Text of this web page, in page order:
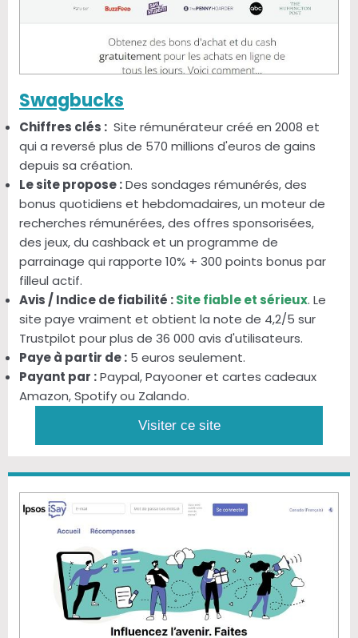
Swagbucks
Chiffres clés : Site rémunérateur créé en 2008 et
qui a reversé plus de 570 millions d'euros de gains
depuis sa création.
Le site propose :Des sondages rémunérés, des
bonus quotidiens et hebdomadaires, un moteur de
recherches rémunérées, des offres sponsorisées,
des jeux, du cashback et un programme de
parrainage qui rapporte 10% + 300 points bonus par
filleul actif.
Avis / Indice de fiabilité :Site fiable et sérieux. Le
site paye vraiment et obtient la note de 4,2/5 sur
Trustpilot pour plus de 36 000 avis d'utilisateurs.
Paye à partir de : 5 euros seulement.
Payant par :Paypal, Payooner et cartes cadeaux
Amazon, Spotify ou Zalando.
Visiter ce site